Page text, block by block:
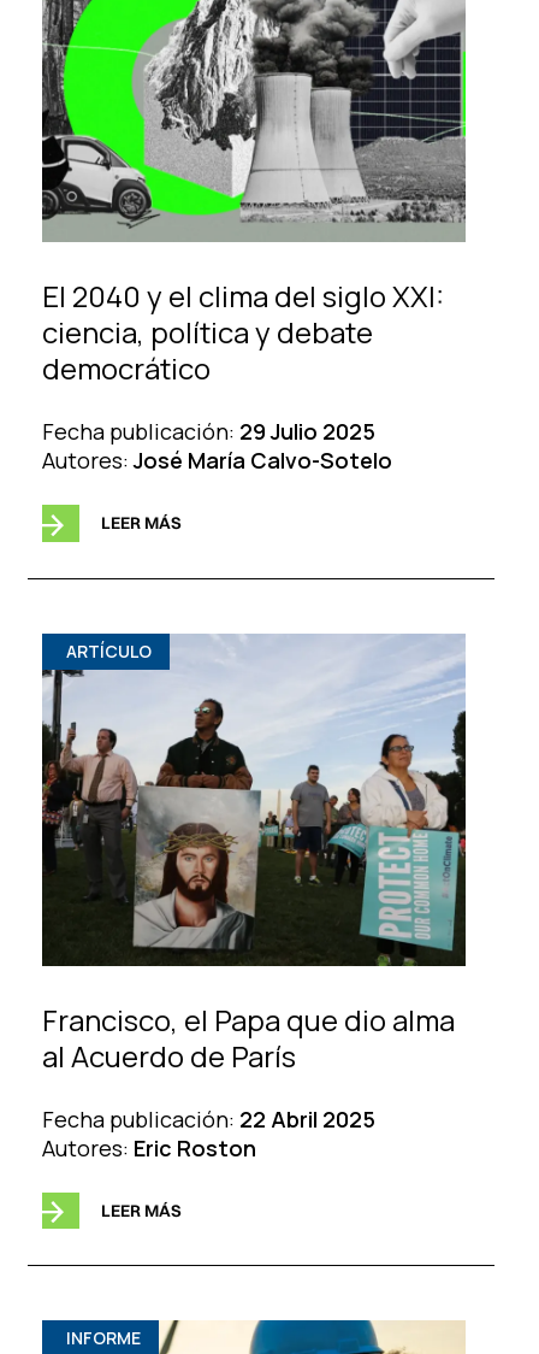
El 2040 y el clima del siglo XXI:
ciencia, política y debate
democrático
Fecha publicación: 29 Julio 2025
Autores:José María Calvo-Sotelo
LEER MÁS
ARTÍCULO
Francisco, el Papa que dio alma
al Acuerdo de París
Fecha publicación: 22 Abril 2025
Autores: Eric Roston
LEER MÁS
INFORME